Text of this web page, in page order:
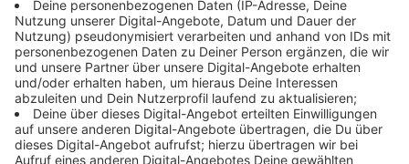
Comedy
Elvis Eifel - Das Dschungeltelefon: "Tag 11"